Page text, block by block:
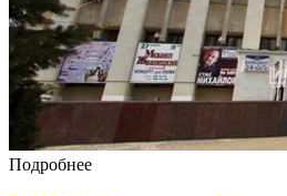
Подробнее